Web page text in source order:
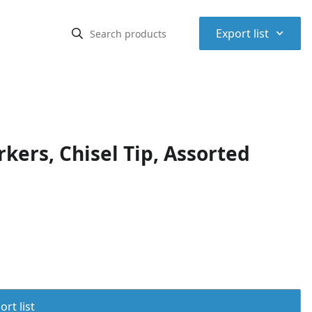
Export list ⌃
Chisel Tip, Assorted
list